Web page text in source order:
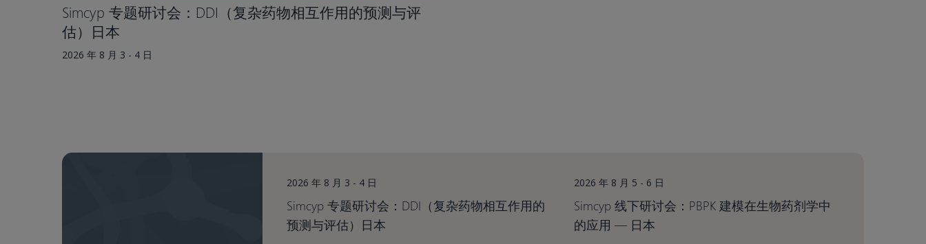
Simcyp 专题研讨会：DDI（复杂药物相互作用的预测与评
估）日本
2026 年 8 月 3 - 4 日
2026 年 8 月 3 - 4 日
Simcyp 专题研讨会：DDI（复杂药物相互作用的
预测与评估）日本
2026 年 8 月 5 - 6 日
Simcyp 线下研讨会：PBPK 建模在生物药剂学中
的应用 — 日本